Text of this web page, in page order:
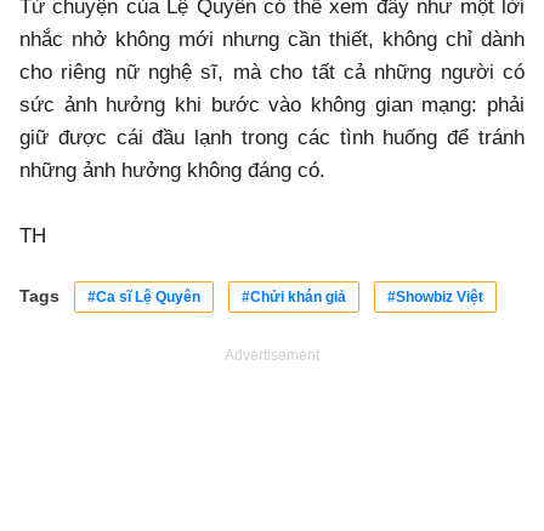
Từ chuyện của Lệ Quyên có thể xem đây như một lời
nhắc nhở không mới nhưng cần thiết, không chỉ dành
cho riêng nữ nghệ sĩ, mà cho tất cả những người có
sức ảnh hưởng khi bước vào không gian mạng: phải
giữ được cái đầu lạnh trong các tình huống để tránh
những ảnh hưởng không đáng có.
TH
Tags #Ca sĩ Lệ Quyên #Chửi khán giả #Showbiz Việt
Advertisement